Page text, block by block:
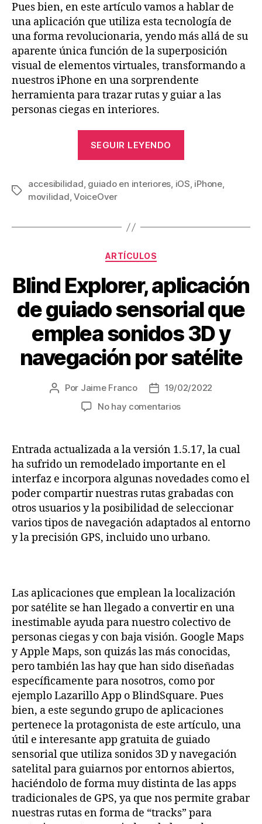
Pues bien, en este artículo vamos a hablar de
una aplicación que utiliza esta tecnología de
una forma revolucionaria, yendo más allá de su
aparente única función de la superposición
visual de elementos virtuales, transformando a
nuestros iPhone en una sorprendente
herramienta para trazar rutas y guiar a las
personas ciegas en interiores.
SEGUIR LEYENDO
el
en
interiores
que
emplea
la
Realidad
Etiquetas
accesibilidad, guiado en interiores, iOS, iPhone,
movilidad,VoiceOver
Categorías
ARTÍCULOS
Blind Explorer, aplicación
de guiado sensorial que
emplea sonidos 3D y
navegación por satélite
Autor
Por Jaime Franco
Fecha19/02/2022
No hay comentariosen
aplicación
guiado
sensorial
que
emplea
sonidos
3D
satélite
Entrada actualizada a la versión 1.5.17, la cual
ha sufrido un remodelado importante en el
interfaz e incorpora algunas novedades como el
poder compartir nuestras rutas grabadas con
otros usuarios y la posibilidad de seleccionar
varios tipos de navegación adaptados al entorno
y la precisión GPS, incluido uno urbano.
Las aplicaciones que emplean la localización
por satélite se han llegado a convertir en una
inestimable ayuda para nuestro colectivo de
personas ciegas y con baja visión. Google Maps
y Apple Maps, son quizás las más conocidas,
pero también las hay que han sido diseñadas
específicamente para nosotros, como por
ejemplo Lazarillo App o BlindSquare. Pues
bien, a este segundo grupo de aplicaciones
pertenece la protagonista de este artículo, una
útil e interesante app gratuita de guiado
sensorial que utiliza sonidos 3D y navegación
satelital para guiarnos por entornos abiertos,
haciéndolo de forma muy distinta de las apps
tradicionales de GPS, ya que nos permite grabar
nuestras rutas en forma de “tracks” para